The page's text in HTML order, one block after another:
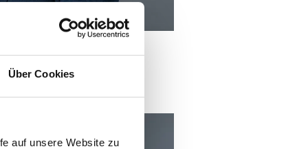
Über Cookies
auf unsere Website zu